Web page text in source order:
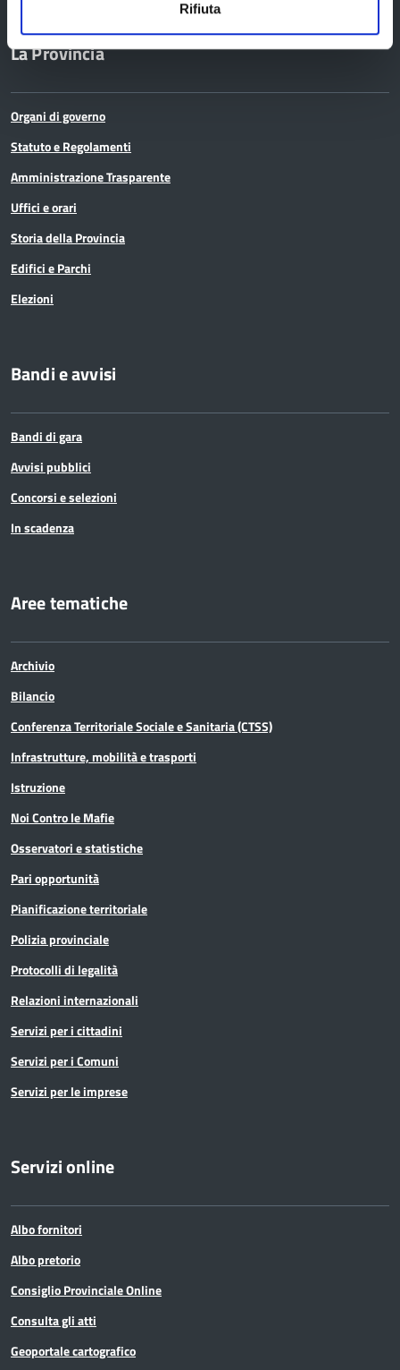
Rifiuta
La Provincia
Organi di governo
Statuto e Regolamenti
Amministrazione Trasparente
Uffici e orari
Storia della Provincia
Edifici e Parchi
Elezioni
Bandi e avvisi
Bandi di gara
Avvisi pubblici
Concorsi e selezioni
In scadenza
Aree tematiche
Archivio
Bilancio
Conferenza Territoriale Sociale e Sanitaria (CTSS)
Infrastrutture, mobilità e trasporti
Istruzione
Noi Contro le Mafie
Osservatori e statistiche
Pari opportunità
Pianificazione territoriale
Polizia provinciale
Protocolli di legalità
Relazioni internazionali
Servizi per i cittadini
Servizi per i Comuni
Servizi per le imprese
Servizi online
Albo fornitori
Albo pretorio
Consiglio Provinciale Online
Consulta gli atti
Geoportale cartografico